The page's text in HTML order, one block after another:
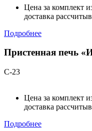
Цена за комплект
доставка
Подробнее
Пристенная печь
С-23
Цена за комплект
доставка
Подробнее